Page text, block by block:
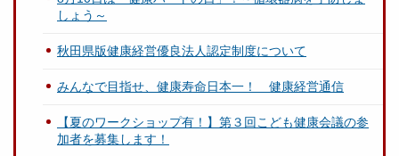
しょう～
秋田県版健康経営優良法人認定制度について
みんなで目指せ、健康寿命日本一！ 健康経営通信
【夏のワークショップ有！】第３回こども健康会議の参
加者を募集します！